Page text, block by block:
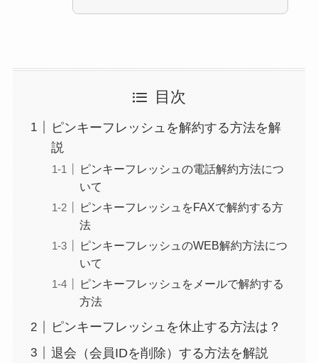
目次
ピンキーフレッシュを解約する方法を解
説
ピンキーフレッシュの電話解約方法につ
いて
ピンキーフレッシュをFAXで解約する方
法
ピンキーフレッシュのWEB解約方法につ
いて
ピンキーフレッシュをメールで解約する
方法
ピンキーフレッシュを休止する方法は？
退会（会員IDを削除）する方法を解説